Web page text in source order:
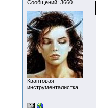
Сообщений: 3660
Квантовая
инструменталистка